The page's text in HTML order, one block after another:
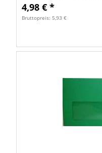
4,98 € *
Bruttopreis: 5,93 €